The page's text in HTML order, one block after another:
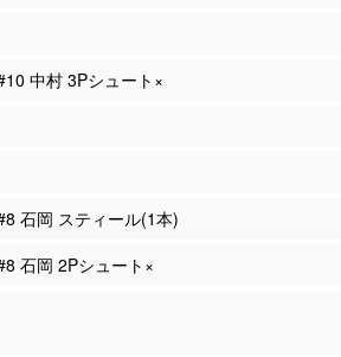
中村 3Pシュート×
石岡 スティール(1本)
石岡 2Pシュート×